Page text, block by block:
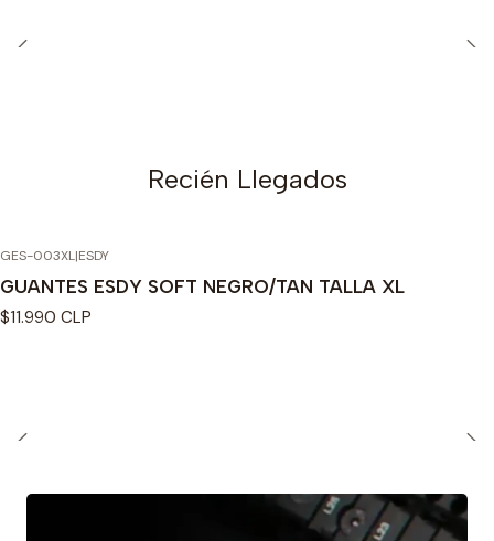
Recién Llegados
GES-003XL|ESDY
GUANTES ESDY SOFT NEGRO/TAN TALLA XL
$11.990 CLP